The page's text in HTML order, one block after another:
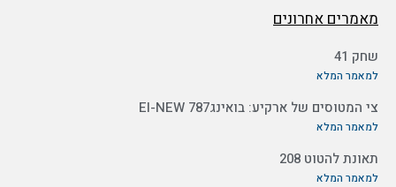
מאמרים אחרונים
שחק 41
למאמר המלא
צי המטוסים של ארקיע: בואינג787 EI-NEW
למאמר המלא
תאונת להטוט 208
למאמר המלא